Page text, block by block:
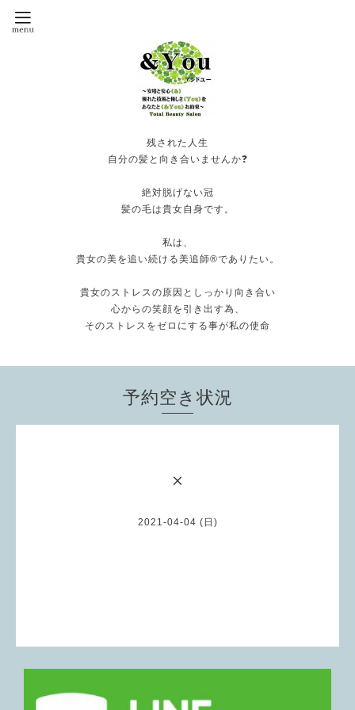
残された人生
自分の髪と向き合いませんか❓
絶対脱げない冠
髪の毛は貴女自身です。
私は、
貴女の美を追い続ける美追師®️でありたい。
貴女のストレスの原因としっかり向き合い
心からの笑顔を引き出す為、
そのストレスをゼロにする事が私の使命
予約空き状況
×
2021-04-04 (日)